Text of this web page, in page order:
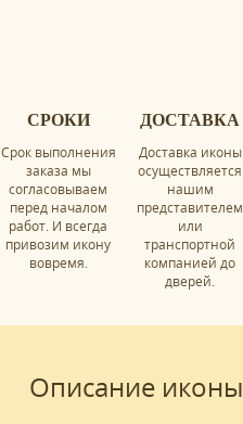
СРОКИ
Срок выполнения
заказа мы
согласовываем
перед началом
работ. И всегда
привозим икону
вовремя.
ДОСТАВКА
Доставка иконы
осуществляется
нашим
представителем
или
транспортной
компанией до
дверей.
Описание иконы